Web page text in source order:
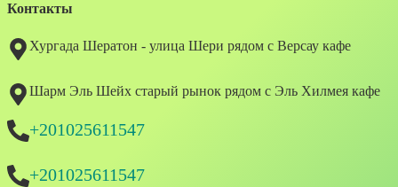
Контакты
Хургада Шератон - улица Шери рядом с Версау кафе
Шарм Эль Шейх старый рынок рядом с Эль Хилмея кафе
+201025611547
+201025611547